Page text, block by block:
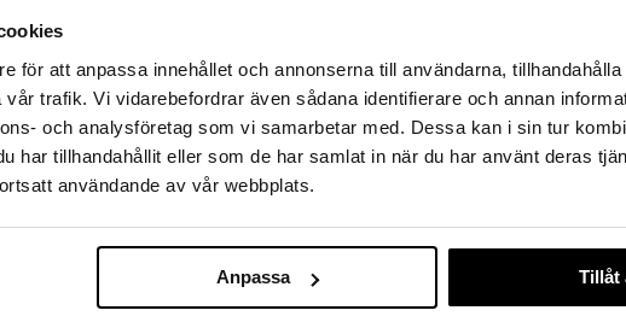
för att anpassa innehållet och annonserna till användarna,
trafik. Vi vidarebefordrar även sådana identifierare och annan
och analysföretag som vi samarbetar med. Dessa kan i sin tur
har tillhandahållit eller som de har samlat in när du har använt deras
användande av vår webbplats.
Anpassa Tillåt
- 50ml
ARGANMIDAS